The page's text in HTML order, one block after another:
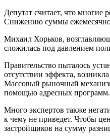
Депутат считает, что многие
Снижению суммы
Михаил Хорьков,
сложилась под давлением
Правительство пыталось
отсутствии эффекта,
Массовый рыночный механизм
помощью адресных программ.
Много экспертов также
к чему не приведет. Чтобы
застройщиков на сумму